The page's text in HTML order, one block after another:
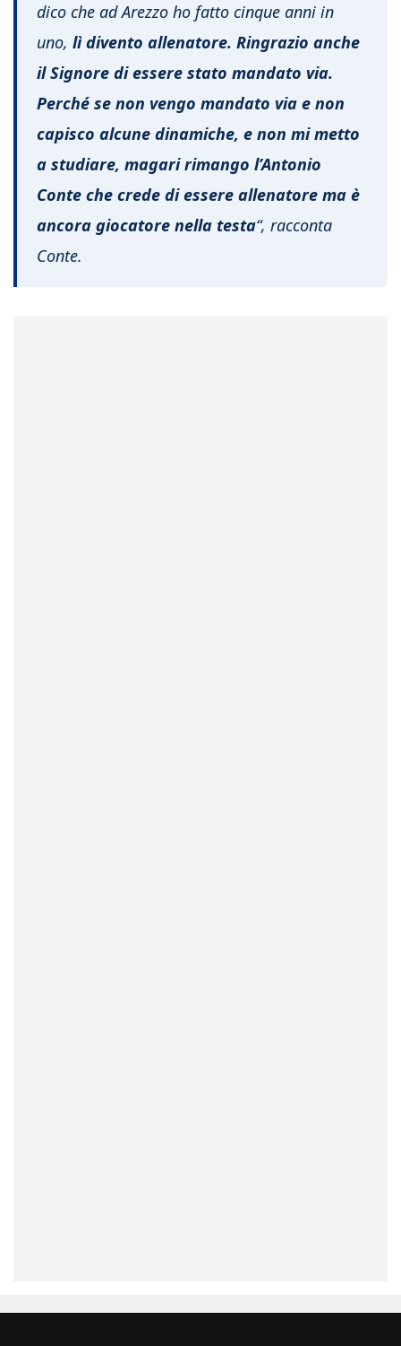
dico che ad Arezzo ho fatto cinque anni in
uno, lì divento allenatore. Ringrazio anche
il Signore di essere stato mandato via.
Perché se non vengo mandato via e non
capisco alcune dinamiche, e non mi metto
a studiare, magari rimango l’Antonio
Conte che crede di essere allenatore ma è
ancora giocatore nella testa“, racconta
Conte.